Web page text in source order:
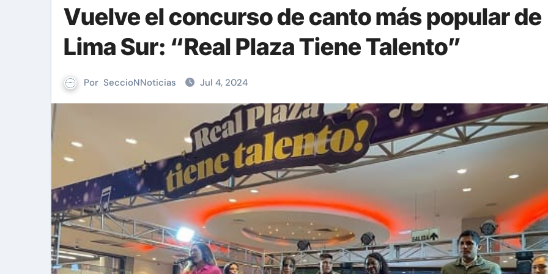
Vuelve el concurso de canto más popular de
Lima Sur: “Real Plaza Tiene Talento”
Por SeccioNNoticias Jul 4, 2024